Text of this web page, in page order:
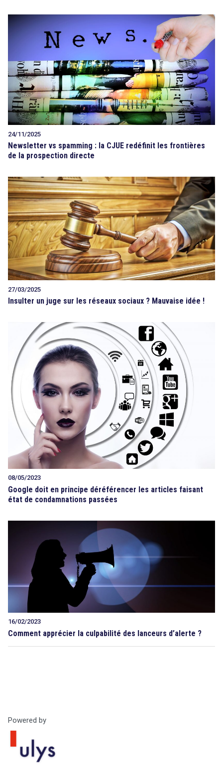
24/11/2025
Newsletter vs spamming : la CJUE redéfinit les frontières
de la prospection directe
27/03/2025
Insulter un juge sur les réseaux sociaux ? Mauvaise idée !
08/05/2023
Google doit en principe déréférencer les articles faisant
état de condamnations passées
16/02/2023
Comment apprécier la culpabilité des lanceurs d’alerte ?
Powered by